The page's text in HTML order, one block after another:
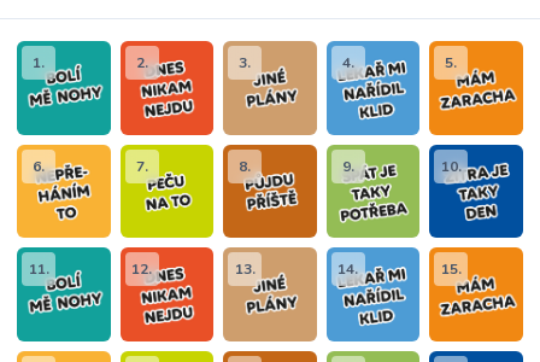
1. 2. 3. 4. 5.
6. 7. 8. 9. 10.
11. 12. 13. 14. 15.